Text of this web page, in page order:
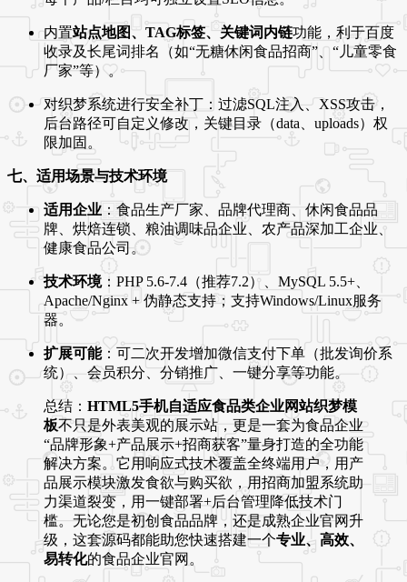
内置站点地图、TAG标签、关键词内链功能，利于百度
收录及长尾词排名（如“无糖休闲食品招商”、“儿童零食
厂家”等）。
对织梦系统进行安全补丁：过滤SQL注入、XSS攻击，
后台路径可自定义修改，关键目录（data、uploads）权
限加固。
七、适用场景与技术环境
适用企业 ：食品生产厂家、品牌代理商、休闲食品品
牌、烘焙连锁、粮油调味品企业、农产品深加工企业、
健康食品公司。
技术环境：PHP 5.6-7.4（推荐7.2）、MySQL 5.5+、
Apache/Nginx + 伪静态支持；支持Windows/Linux服务
器。
扩展可能：可二次开发增加微信支付下单（批发询价系
统）、会员积分、分销推广、一键分享等功能。
总结： HTML5手机自适应食品类企业网站织梦模
板不只是外表美观的展示站，更是一套为食品企业
“品牌形象+产品展示+招商获客”量身打造的全功能
解决方案。它用响应式技术覆盖全终端用户，用产
品展示模块激发食欲与购买欲，用招商加盟系统助
力渠道裂变，用一键部署+后台管理降低技术门
槛。无论您是初创食品品牌，还是成熟企业官网升
级，这套源码都能助您快速搭建一个专业、高效、
易转化的食品企业官网。